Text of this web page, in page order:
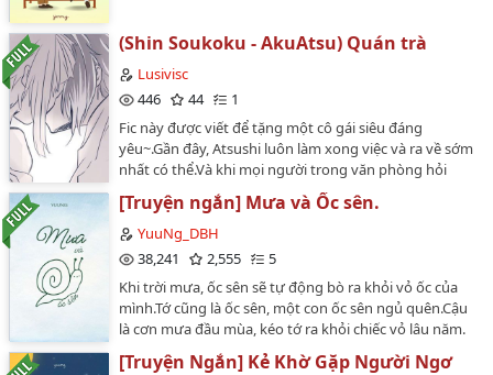
(Shin Soukoku - AkuAtsu) Quán trà
Lusivisc
446
44
1
Fic này được viết để tặng một cô gái siêu đáng
yêu~.Gần đây, Atsushi luôn làm xong việc và ra về sớm
nhất có thể.Và khi mọi người trong văn phòng hỏi
nguyên do,"Vì em đang nghiện hương trà."Cậu
cười.Writer: Chước NguyệtDisclaimer: Tất cả nhân vật
thuộc về tác giả Asagiri Kafka và tác giả Harukawa
SangoFandom: Bungou Stray DogsPairing: Akutagawa
[Truyện ngắn] Mưa và Ốc sên.
YuuNg_DBH
38,241
2,555
5
Khi trời mưa, ốc sên sẽ tự động bò ra khỏi vỏ ốc của
mình.Tớ cũng là ốc sên, một con ốc sên ngủ quên.Cậu
là cơn mưa đầu mùa, kéo tớ ra khỏi chiếc vỏ lâu năm.
[Truyện Ngắn] Kẻ Khờ Gặp Người Ngơ